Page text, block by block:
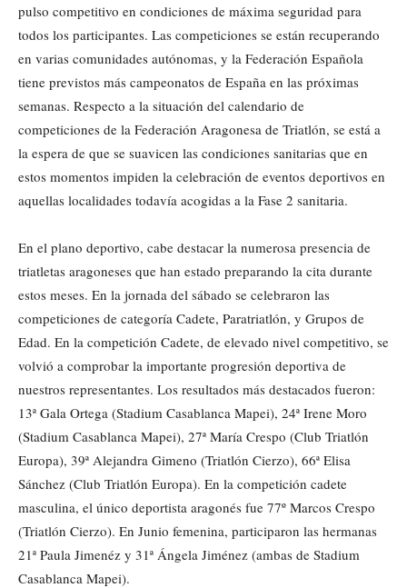
pulso competitivo en condiciones de máxima seguridad para
todos los participantes. Las competiciones se están recuperando
en varias comunidades autónomas, y la Federación Española
tiene previstos más campeonatos de España en las próximas
semanas. Respecto a la situación del calendario de
competiciones de la Federación Aragonesa de Triatlón, se está a
la espera de que se suavicen las condiciones sanitarias que en
estos momentos impiden la celebración de eventos deportivos en
aquellas localidades todavía acogidas a la Fase 2 sanitaria.
En el plano deportivo, cabe destacar la numerosa presencia de
triatletas aragoneses que han estado preparando la cita durante
estos meses. En la jornada del sábado se celebraron las
competiciones de categoría Cadete, Paratriatlón, y Grupos de
Edad. En la competición Cadete, de elevado nivel competitivo, se
volvió a comprobar la importante progresión deportiva de
nuestros representantes. Los resultados más destacados fueron:
13ª Gala Ortega (Stadium Casablanca Mapei), 24ª Irene Moro
(Stadium Casablanca Mapei), 27ª María Crespo (Club Triatlón
Europa), 39ª Alejandra Gimeno (Triatlón Cierzo), 66ª Elisa
Sánchez (Club Triatlón Europa). En la competición cadete
masculina, el único deportista aragonés fue 77º Marcos Crespo
(Triatlón Cierzo). En Junio femenina, participaron las hermanas
21ª Paula Jimenéz y 31ª Ángela Jiménez (ambas de Stadium
Casablanca Mapei).